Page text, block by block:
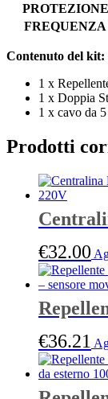
PROTEZIONE
FREQUENZA
Contenuto del kit:
1 x
1 x Doppia
1 x cavo da
Prodotti
€32.00
/ gatti /
€36.21